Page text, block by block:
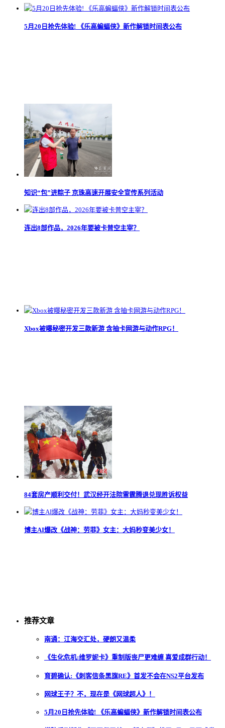
5月20日抢先体验! 《乐高蝙蝠侠》新作解锁时间表公布
知识“包”进粽子 京珠高速开展安全宣传系列活动
连出8部作品，2026年要被卡普空主宰？
Xbox被曝秘密开发三款新游 含抽卡网游与动作RPG！
84套房产顺利交付！武汉经开法院雷霆腾退兑现胜诉权益
博主AI爆改《战神：劳菲》女主：大妈秒变美少女！
推荐文章
南通：江海交汇处，硬朗又温柔
《生化危机:维罗妮卡》重制版丧尸更难缠 喜爱成群行动！
育碧确认:《刺客信条黑旗RE》首发不会在NS2平台发布
网球王子？不，现在是《网球超人》！
5月20日抢先体验! 《乐高蝙蝠侠》新作解锁时间表公布